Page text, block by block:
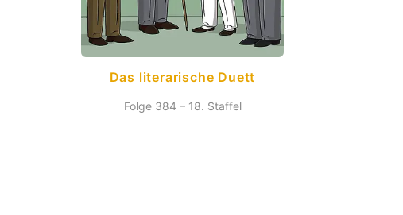
Das literarische Duett
Folge 384 – 18. Staffel